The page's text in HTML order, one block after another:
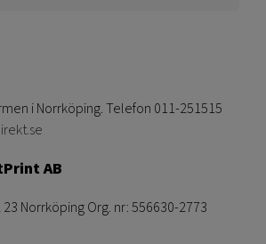
i Norrköping. Telefon 011-251515
AB
Norrköping Org. nr: 556630-2773